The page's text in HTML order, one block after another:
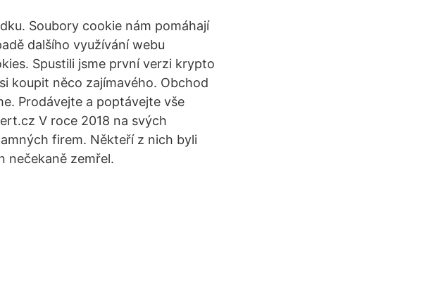
Soubory cookie nám pomáhají
dalšího využívání webu
Spustili jsme první verzi krypto
koupit něco zajímavého. Obchod
Prodávejte a poptávejte vše
V roce 2018 na svých
firem. Někteří z nich byli
nečekaně zemřel.